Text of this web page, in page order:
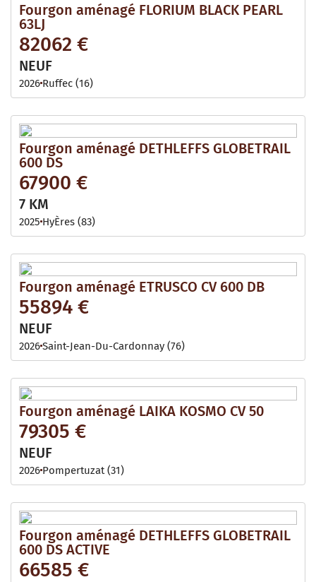
Fourgon aménagé FLORIUM BLACK PEARL
63LJ
82062 €
NEUF
2026 Ruffec (16)
Fourgon aménagé DETHLEFFS GLOBETRAIL
600 DS
67900 €
7 KM
2025 HyÈres (83)
Fourgon aménagé ETRUSCO CV 600 DB
55894 €
NEUF
2026Saint-Jean-Du-Cardonnay (76)
Fourgon aménagé LAIKA KOSMO CV 50
79305 €
NEUF
2026 Pompertuzat (31)
Fourgon aménagé DETHLEFFS GLOBETRAIL
600 DS ACTIVE
66585 €